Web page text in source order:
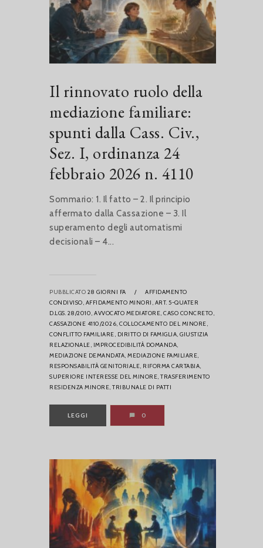
Il rinnovato ruolo della
mediazione familiare:
spunti dalla Cass. Civ.,
Sez. I, ordinanza 24
febbraio 2026 n. 4110
Sommario: 1. Il fatto – 2. Il principio
affermato dalla Cassazione – 3. Il
superamento degli automatismi
decisionali – 4...
PUBBLICATO 28 GIORNI FA /
AFFIDAMENTO
CONDIVISO, AFFIDAMENTO MINORI, ART. 5-QUATER
D.LGS. 28/2010, AVVOCATO MEDIATORE, CASO CONCRETO,
CASSAZIONE 4110/2026, COLLOCAMENTO DEL MINORE,
CONFLITTO FAMILIARE, DIRITTO DI FAMIGLIA, GIUSTIZIA
RELAZIONALE, IMPROCEDIBILITÀ DOMANDA,
MEDIAZIONE DEMANDATA, MEDIAZIONE FAMILIARE,
RESPONSABILITÀ GENITORIALE, RIFORMA CARTABIA,
SUPERIORE INTERESSE DEL MINORE, TRASFERIMENTO
RESIDENZA MINORE, TRIBUNALE DI PATTI
LEGGI 0